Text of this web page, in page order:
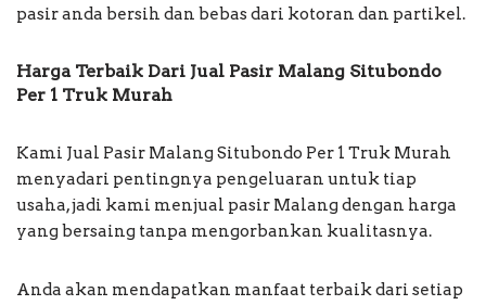
pasir anda bersih dan bebas dari kotoran dan partikel.
Harga Terbaik Dari Jual Pasir Malang Situbondo
Per 1 Truk Murah
Kami Jual Pasir Malang Situbondo Per 1 Truk Murah
menyadari pentingnya pengeluaran untuk tiap
usaha, jadi kami menjual pasir Malang dengan harga
yang bersaing tanpa mengorbankan kualitasnya.
Anda akan mendapatkan manfaat terbaik dari setiap